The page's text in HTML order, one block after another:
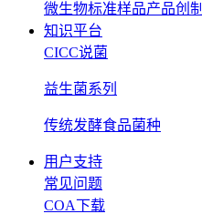
微生物标准样品产品创制
知识平台
CICC说菌
益生菌系列
传统发酵食品菌种
用户支持
常见问题
COA下载